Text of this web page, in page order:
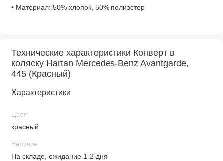
• Материал: 50% хлопок, 50% полиэстер
Технические характеристики Конверт в
коляску Hartan Mercedes-Benz Avantgarde,
445 (Красный)
Характеристики
Цвет
красный
Наличие
На складе, ожидание 1-2 дня